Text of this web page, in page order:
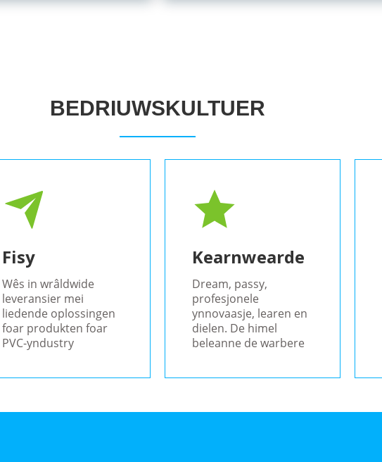
BEDRIUWSKULTUER
Fisy
Wês in wrâldwide
leveransier mei
liedende oplossingen
foar produkten foar
PVC-yndustry
Kearnwearde
Dream, passy, ​​
profesjonele
ynnovaasje, learen en
dielen. De himel
beleanne de warbere